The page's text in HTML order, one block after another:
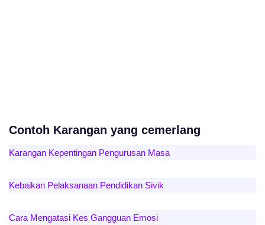
Contoh Karangan yang cemerlang
Karangan Kepentingan Pengurusan Masa
Kebaikan Pelaksanaan Pendidikan Sivik
Cara Mengatasi Kes Gangguan Emosi